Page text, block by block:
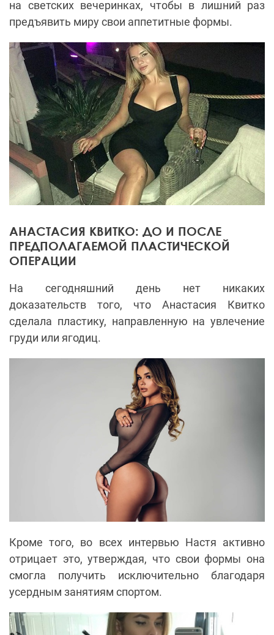
на светских вечеринках, чтобы в лишний раз
предъявить миру свои аппетитные формы.
АНАСТАСИЯ КВИТКО: ДО И ПОСЛЕ
ПРЕДПОЛАГАЕМОЙ ПЛАСТИЧЕСКОЙ
ОПЕРАЦИИ
На сегодняшний день нет никаких
доказательств того, что Анастасия Квитко
сделала пластику, направленную на увлечение
груди или ягодиц.
Кроме того, во всех интервью Настя активно
отрицает это, утверждая, что свои формы она
смогла получить исключительно благодаря
усердным занятиям спортом.